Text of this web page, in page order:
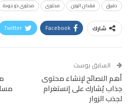
دقيق
فقدان الوزن محتوى محتوى ذو جودة
شارك Facebook
Twitter
Tumblr
البريد الإلكتروني
StumbleUpon
Digg
LINE
BlackBerry
السابق بوست
أهم النصائح لإنشاء محتوى
جذاب يُشارك على إنستغرام
لجذب الزوار